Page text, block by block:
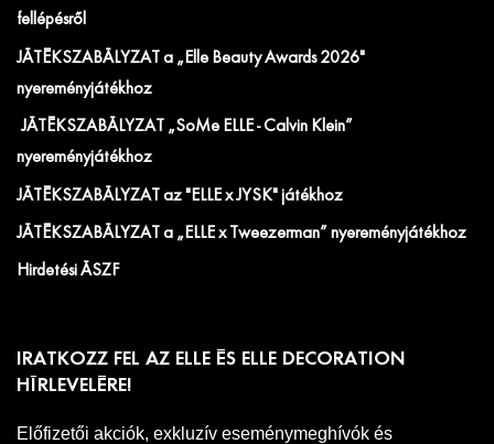
fellépésről
JÁTÉKSZABÁLYZAT a „Elle Beauty Awards 2026"
nyereményjátékhoz
JÁTÉKSZABÁLYZAT „SoMe ELLE - Calvin Klein”
nyereményjátékhoz
JÁTÉKSZABÁLYZAT az "ELLE x JYSK" játékhoz
JÁTÉKSZABÁLYZAT a „ELLE x Tweezerman” nyereményjátékhoz
Hirdetési ÁSZF
IRATKOZZ FEL AZ ELLE ÉS ELLE DECORATION
HÍRLEVELÉRE!
Előfizetői akciók, exkluzív eseménymeghívók és